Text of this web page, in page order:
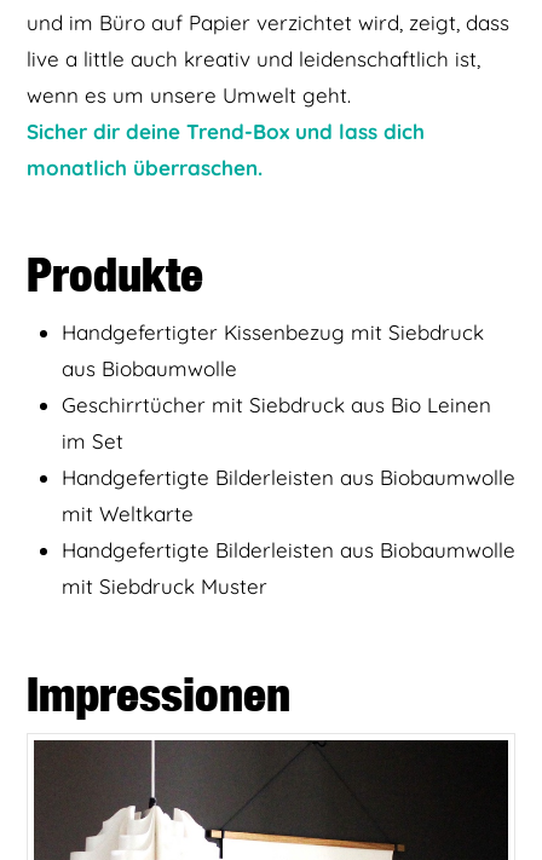
und im Büro auf Papier verzichtet wird, zeigt, dass
live a little auch kreativ und leidenschaftlich ist,
wenn es um unsere Umwelt geht.
Sicher dir deine Trend-Box und lass dich
monatlich überraschen.
Produkte
Handgefertigter Kissenbezug mit Siebdruck
aus Biobaumwolle
Geschirrtücher mit Siebdruck aus Bio Leinen
im Set
Handgefertigte Bilderleisten aus Biobaumwolle
mit Weltkarte
Handgefertigte Bilderleisten aus Biobaumwolle
mit Siebdruck Muster
Impressionen